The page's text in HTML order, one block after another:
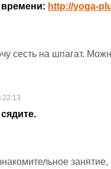
http://yoga-
сесть на шпагат.
22:13